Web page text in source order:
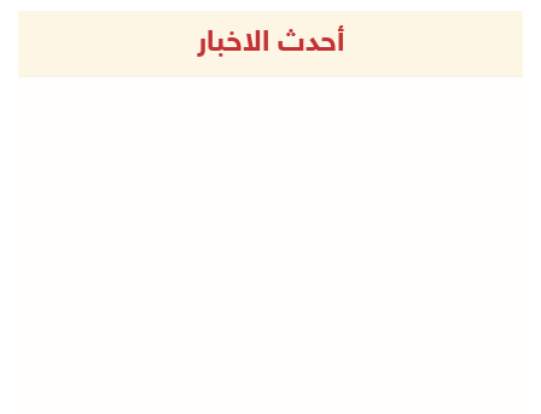
أحدث الاخبار